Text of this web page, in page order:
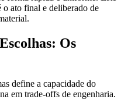
o ato final e deliberado de
Os
define a capacidade do
em trade-offs de engenharia.